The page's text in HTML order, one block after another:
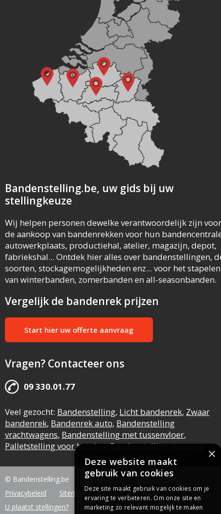
Bandenstelling.be, uw gids bij uw
stellingkeuze
Wij helpen personen dewelke verantwoordelijk zijn voor
de aankoop van bandenrekken voor hun
autowerkplaats, productiehal, atelier, magazijn, depot,
fabriekshal... Ontdek hier alles over bandenstellingen,
soorten, stockagemogelijkheden enz... voor het stapelen
van winterbanden, zomerbanden en all-seasonbanden.
Vergelijk de bandenrek prijzen
Start hier uw offerte aanvraag
Vragen? Contacteer ons
09 330.01.77
Veel gezocht: Bandenstelling, Licht bandenrek, Zwaar
bandenrek, Bandenrek auto, Bandenstelling
vrachtwagens, Bandenstelling met tussenvloer,
Palletstelling voor banden,Bandenstelling motoren
© Bandenstelling.be Voorwaarden
Cookiebeleid
Privacybeleid
Sitemap Contact
Links
U plaatst stellingen?
×
Deze website maakt
gebruik van cookies
Deze site maakt gebruik van cookies om je
ervaring te verbeteren. Om onze site en
marketing zo relevant mogelijk te maken